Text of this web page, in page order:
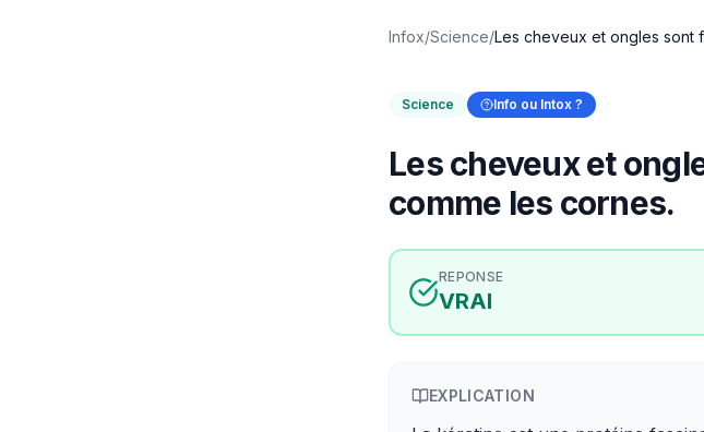
Infox/Science/Les cheveux et ongles sont
Science Info ou Intox ?
Les cheveux et
comme les cornes.
REPONSE
VRAI
EXPLICATION